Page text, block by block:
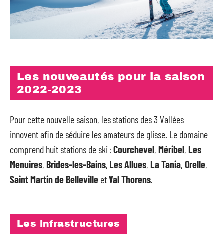
Les nouveautés pour la saison
2022-2023
Pour cette nouvelle saison, les stations des 3 Vallées
innovent afin de séduire les amateurs de glisse. Le domaine
comprend huit stations de ski :Courchevel, Méribel, Les
Menuires, Brides-les-Bains, Les Allues, La Tania, Orelle,
Saint Martin de Belleville etVal Thorens
Les infrastructures